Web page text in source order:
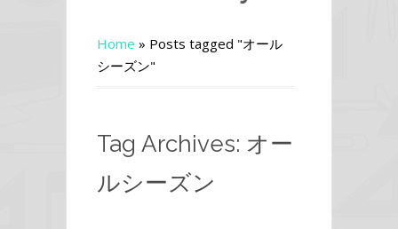
Home » Posts tagged "オール
シーズン"
Tag Archives: オー
ルシーズン